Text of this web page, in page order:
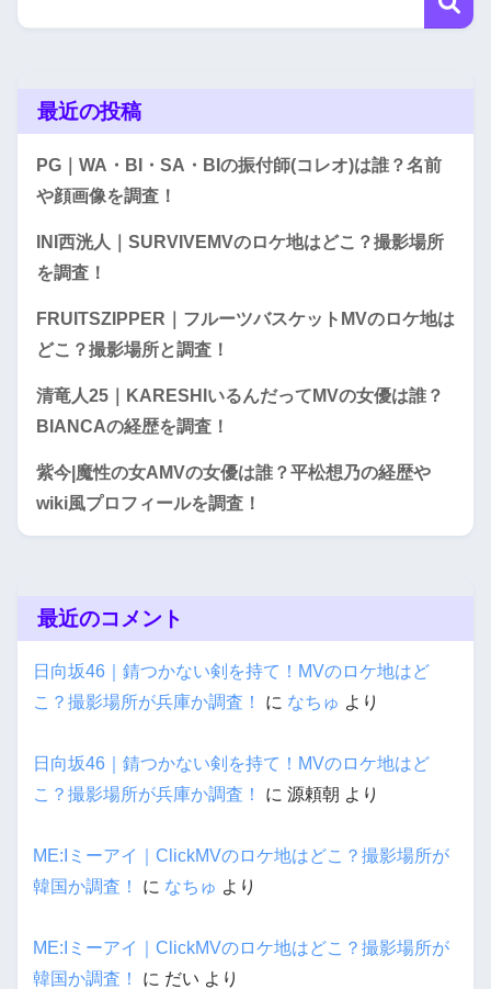
最近の投稿
PG｜WA・BI・SA・BIの振付師(コレオ)は誰？名前
や顔画像を調査！
INI西洸人｜SURVIVEMVのロケ地はどこ？撮影場所
を調査！
FRUITSZIPPER｜フルーツバスケットMVのロケ地は
どこ？撮影場所と調査！
清竜人25｜KARESHIいるんだってMVの女優は誰？
BIANCAの経歴を調査！
紫今|魔性の女AMVの女優は誰？平松想乃の経歴や
wiki風プロフィールを調査！
最近のコメント
日向坂46｜錆つかない剣を持て！MVのロケ地はど
こ？撮影場所が兵庫か調査！
に なちゅ より
日向坂46｜錆つかない剣を持て！MVのロケ地はど
こ？撮影場所が兵庫か調査！
に 源頼朝 より
ME:Iミーアイ｜ClickMVのロケ地はどこ？撮影場所が
韓国か調査！
に なちゅ より
ME:Iミーアイ｜ClickMVのロケ地はどこ？撮影場所が
韓国か調査！
に だい より